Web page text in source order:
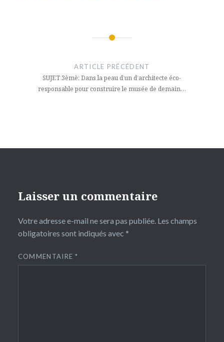
l’article
ARTICLE PRÉCÉDENT
SUJET 3èmè: Dans la peau d’un d’architecte éco-
responsable pour construire le musée de demain…
Laisser un commentaire
Votre adresse e-mail ne sera pas publiée. Les champs
obligatoires sont indiqués avec *
COMMENTAIRE*